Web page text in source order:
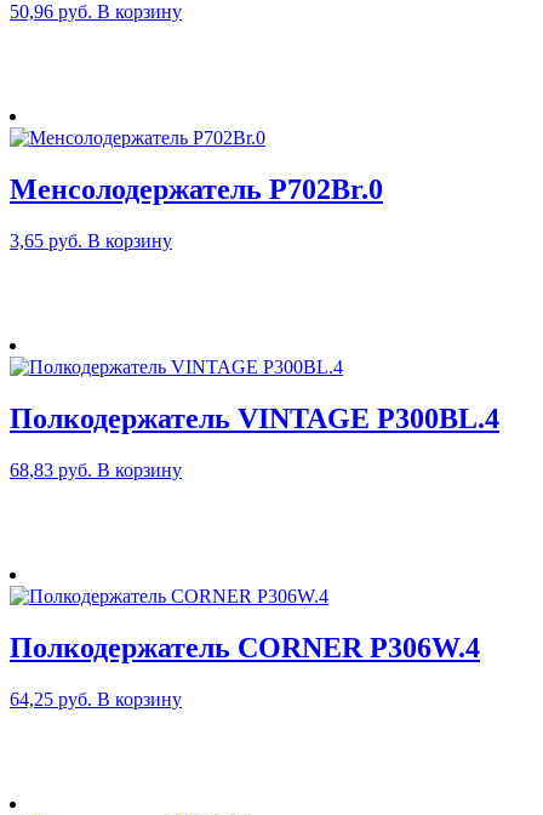
50,96 руб. В корзину
Менсолодержатель P702Br.0
3,65 руб. В корзину
Полкодержатель VINTAGE P300BL.4
68,83 руб. В корзину
Полкодержатель CORNER P306W.4
64,25 руб. В корзину